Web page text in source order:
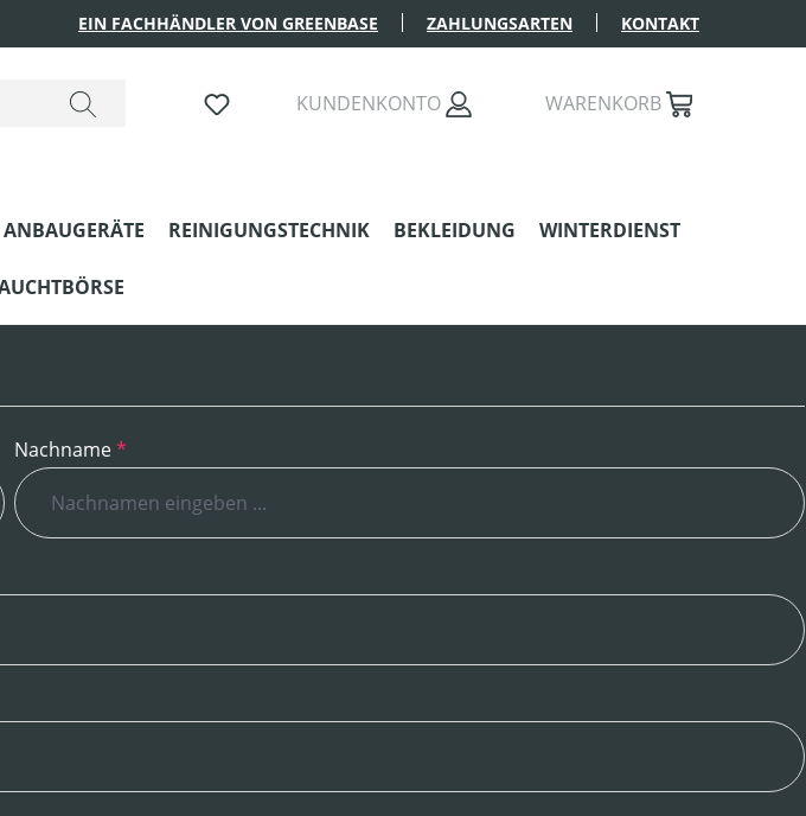
EIN FACHHÄNDLER VON GREENBASE ZAHLUNGSARTEN KONTAKT
DU HAST 0 PRODUKTE AUF DEM MERKZETTEL
KUNDENKONTO WARENKORB
REINIGUNGSTECHNIK BEKLEIDUNG WINTERDIENST
Nachname*